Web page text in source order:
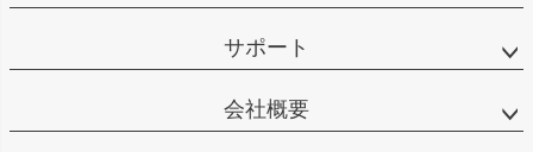
サポート
会社概要